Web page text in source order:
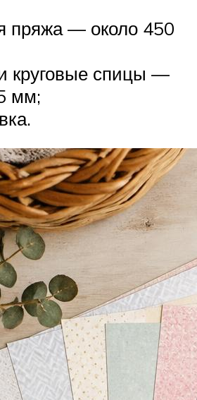
пряжа — около 450
круговые спицы —
мм;